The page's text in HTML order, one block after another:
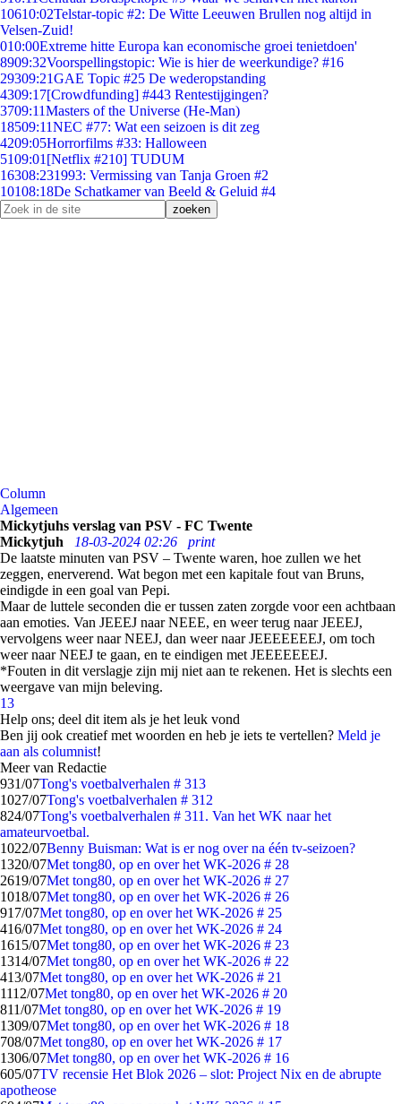
10610:02Telstar-topic #2: De Witte Leeuwen Brullen nog altijd in
Velsen-Zuid!
010:00Extreme hitte Europa kan economische groei tenietdoen'
8909:32Voorspellingstopic: Wie is hier de weerkundige? #16
29309:21GAE Topic #25 De wederopstanding
4309:17[Crowdfunding] #443 Rentestijgingen?
3709:11Masters of the Universe (He-Man)
18509:11NEC #77: Wat een seizoen is dit zeg
4209:05Horrorfilms #33: Halloween
5109:01 [Netflix #210] TUDUM
16308:231993: Vermissing van Tanja Groen #2
10108:18De Schatkamer van Beeld & Geluid #4
Column
Algemeen
Mickytjuhs verslag van PSV - FC Twente
Mickytjuh
18-03-2024 02:26
print
De laatste minuten van PSV – Twente waren, hoe zullen we het
zeggen, enerverend. Wat begon met een kapitale fout van Bruns,
eindigde in een goal van Pepi.
Maar de luttele seconden die er tussen zaten zorgde voor een achtbaan
aan emoties. Van JEEEJ naar NEEE, en weer terug naar JEEEJ,
vervolgens weer naar NEEJ, dan weer naar JEEEEEEEJ, om toch
weer naar NEEJ te gaan, en te eindigen met JEEEEEEEJ.
*Fouten in dit verslagje zijn mij niet aan te rekenen. Het is slechts een
weergave van mijn beleving.
13
Help ons; deel dit item als je het leuk vond
Ben jij ook creatief met woorden en heb je iets te vertellen? Meld je
aan als columnist!
Meer van Redactie
931/07Tong's voetbalverhalen # 313
1027/07Tong's voetbalverhalen # 312
824/07Tong's voetbalverhalen # 311. Van het WK naar het
amateurvoetbal.
1022/07Benny Buisman: Wat is er nog over na één tv-seizoen?
1320/07Met tong80, op en over het WK-2026 # 28
2619/07Met tong80, op en over het WK-2026 # 27
1018/07Met tong80, op en over het WK-2026 # 26
917/07Met tong80, op en over het WK-2026 # 25
416/07Met tong80, op en over het WK-2026 # 24
1615/07Met tong80, op en over het WK-2026 # 23
1314/07Met tong80, op en over het WK-2026 # 22
413/07Met tong80, op en over het WK-2026 # 21
1112/07Met tong80, op en over het WK-2026 # 20
811/07Met tong80, op en over het WK-2026 # 19
1309/07Met tong80, op en over het WK-2026 # 18
708/07Met tong80, op en over het WK-2026 # 17
1306/07Met tong80, op en over het WK-2026 # 16
605/07TV recensie Het Blok 2026 – slot: Project Nix en de abrupte
apotheose